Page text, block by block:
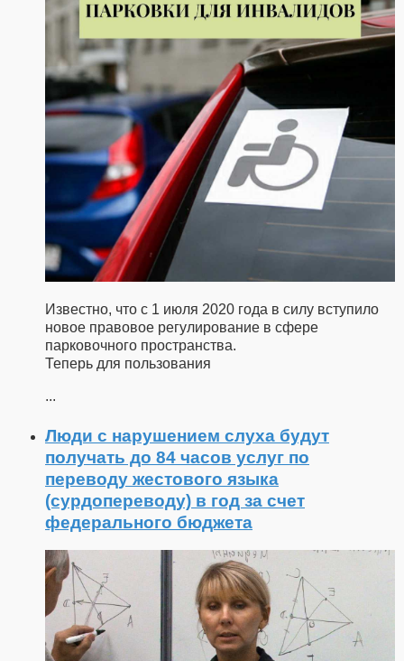
Известно, что с 1 июля 2020 года в силу вступило
новое правовое регулирование в сфере
парковочного пространства.
Теперь для пользования
...
Люди с нарушением слуха будут
получать до 84 часов услуг по
переводу жестового языка
(сурдопереводу) в год за счет
федерального бюджета